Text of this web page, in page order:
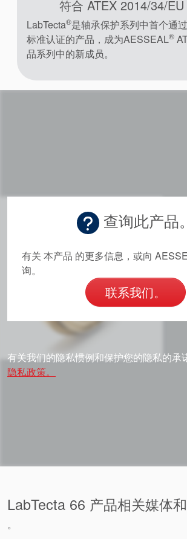
符合 ATEX 2014/34/
LabTecta®是轴承保护系列中首个通
标准认证的产品，成为AESSEAL®
品系列中的新成员。
查询此产品。
有关 本产品 的更多信息，或向
询。
联系我们。
有关我们的隐私惯例和保护您的隐私的承
隐私政策。
LabTecta 66 产品相关媒体
。